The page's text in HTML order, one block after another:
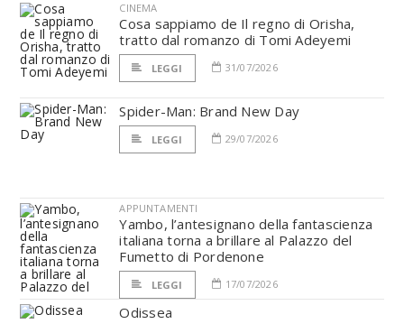
CINEMA
Cosa sappiamo de Il regno di Orisha,
tratto dal romanzo di Tomi Adeyemi
LEGGI 31/07/2026
Spider-Man: Brand New Day
LEGGI 29/07/2026
APPUNTAMENTI
Yambo, l’antesignano della fantascienza
italiana torna a brillare al Palazzo del
Fumetto di Pordenone
LEGGI 17/07/2026
Odissea